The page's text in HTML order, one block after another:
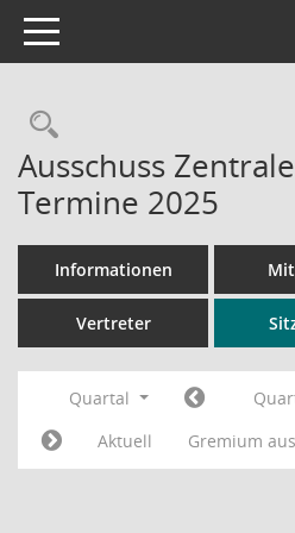
Toggle navigation
Rechercheauswahl
Ausschuss
Termine 2025
Informationen
Vertreter
Quartal
Aktuell
Gremium